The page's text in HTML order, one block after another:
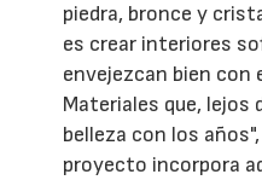
piedra, bronce y
es crear interiores
envejezcan bien con
Materiales que, lejos
belleza con los
proyecto incorpora